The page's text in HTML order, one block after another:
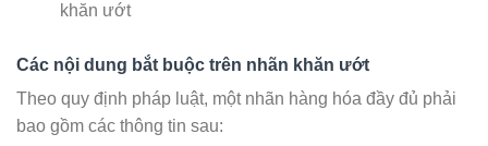
khăn ướt
Các nội dung bắt buộc trên nhãn khăn ướt
Theo quy định pháp luật, một nhãn hàng hóa đầy đủ phải
bao gồm các thông tin sau: